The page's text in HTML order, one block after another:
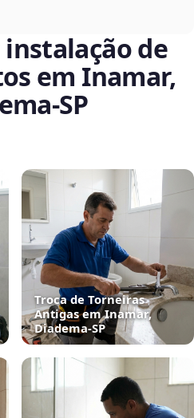
instalação de
em Inamar,
Troca de Torneiras
Antigas em Inamar,
Diadema‑SP